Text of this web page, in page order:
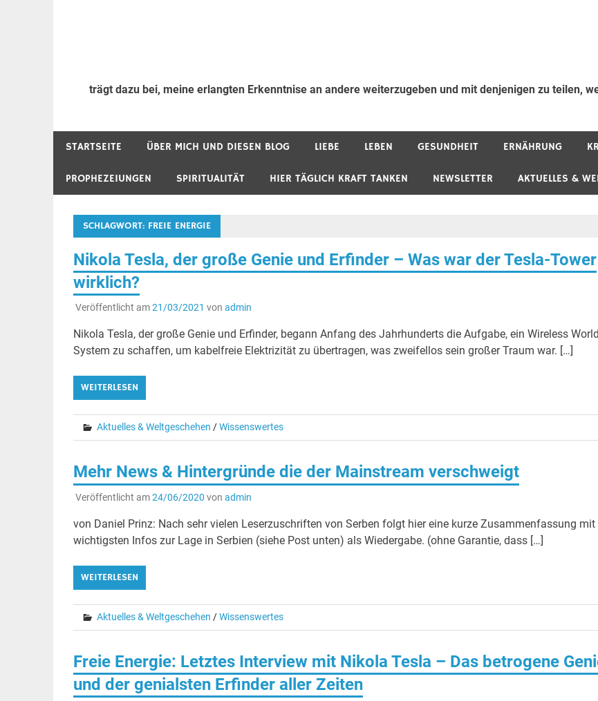
trägt dazu bei, meine erlangten Erkenntnise an andere weiterzugeben und mit denjenigen zu teilen,
STARTSEITE ÜBER MICH UND DIESEN BLOG LIEBE LEBEN GESUNDHEIT ERNÄHRUNG
PROPHEZEIUNGEN SPIRITUALITÄT HIER TÄGLICH KRAFT TANKEN NEWSLETTER AKTUELLES &
SCHLAGWORT: FREIE ENERGIE
Nikola Tesla, der große Genie und Erfinder – Was war der Tesla-Tower
wirklich?
Veröffentlicht am21/03/2021 von admin
Nikola Tesla, der große Genie und Erfinder, begann Anfang des Jahrhunderts die Aufgabe, ein Wireless World
System zu schaffen, um kabelfreie Elektrizität zu übertragen, was zweifellos sein großer Traum war. […]
WEITERLESEN
Aktuelles & Weltgeschehen /Wissenswertes
Mehr News & Hintergründe die der Mainstream verschweigt
Veröffentlicht am24/06/2020 von admin
von Daniel Prinz: Nach sehr vielen Leserzuschriften von Serben folgt hier eine kurze Zusammenfassung mit
wichtigsten Infos zur Lage in Serbien (siehe Post unten) als Wiedergabe. (ohne Garantie, dass […]
WEITERLESEN
Aktuelles & Weltgeschehen /Wissenswertes
Freie Energie: Letztes Interview mit Nikola Tesla – Das betrogene
und der genialsten Erfinder aller Zeiten